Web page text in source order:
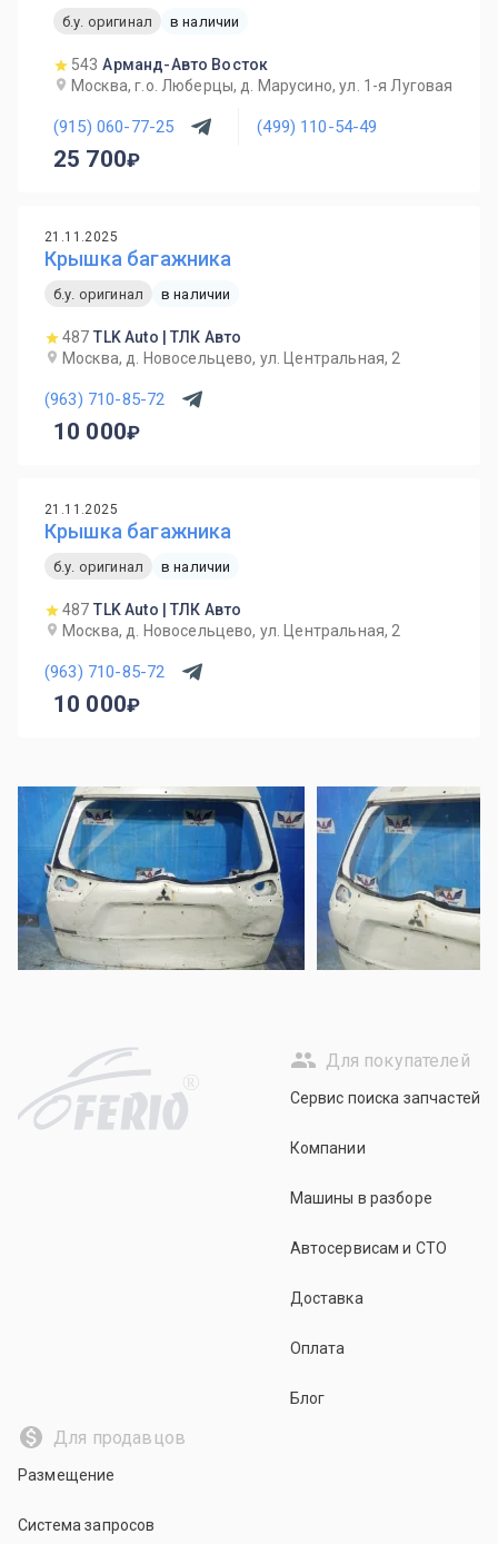
б.у. оригинал
в наличии
543 Арманд-Авто Восток
Москва, г.о. Люберцы, д. Марусино, ул. 1-я Луговая
(915) 060-77-25 (499) 110-54-49
25 700
21.11.2025
Крышка багажника
б.у. оригинал в наличии
487 TLK Auto | ТЛК Авто
Москва, д. Новосельцево, ул. Центральная, 2
(963) 710-85-72
10 000
21.11.2025
Крышка багажника
б.у. оригинал в наличии
487 TLK Auto | ТЛК Авто
Москва, д. Новосельцево, ул. Центральная, 2
(963) 710-85-72
10 000
R
Для покупателей
Сервис поиска запчастей
Компании
Машины в разборе
Автосервисам и СТО
Доставка
Оплата
Блог
Для продавцов
Размещение
Система запросов